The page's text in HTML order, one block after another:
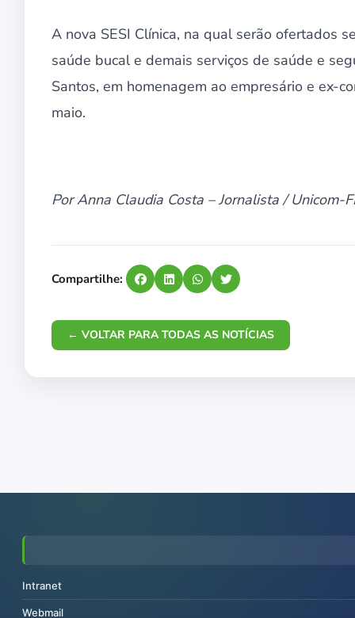
A nova SESI Clínica, na qual serão ofertados
saúde bucal e demais serviços de saúde e
Santos, em homenagem ao empresário e ex-
maio.
Por Anna Claudia Costa – Jornalista / Unicom-
Compartilhe:
← VOLTAR PARA TODAS AS NOTÍCIAS
Intranet
Webmail